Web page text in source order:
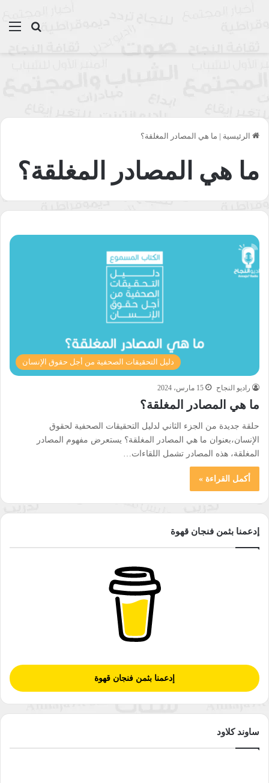
بحث
الرئيسية | ما هي المصادر المغلقة؟
ما هي المصادر المغلقة؟
دليل التحقيقات الصحفية من أجل حقوق الإنسان
راديو النجاح 15 مارس، 2024
ما هي المصادر المغلقة؟
حلقة جديدة من الجزء الثاني لدليل التحقيقات الصحفية لحقوق
الإنسان،بعنوان ما هي المصادر المغلقة؟ يستعرض مفهوم المصادر
المغلقة، هذه المصادر تشمل اللقاءات…
أكمل القراءة »
إدعمنا بثمن فنجان قهوة
إدعمنا بثمن فنجان قهوة
ساوند كلاود